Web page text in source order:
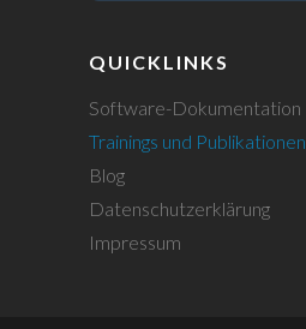
QUICKLINKS
Software-Dokumentation
Trainings und Publikationen
Blog
Datenschutzerklärung
Impressum